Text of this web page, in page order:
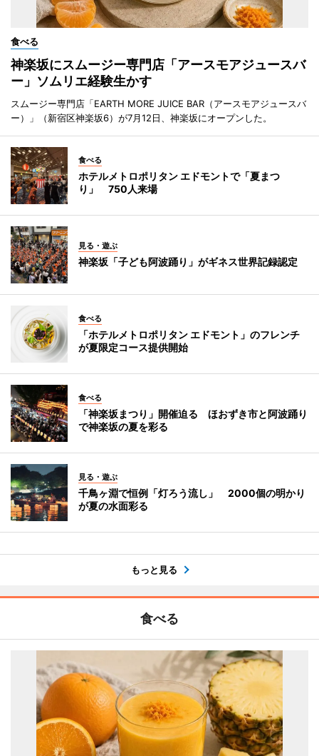
食べる
神楽坂にスムージー専門店「アースモアジュースバ
ー」ソムリエ経験生かす
スムージー専門店「EARTH MORE JUICE BAR（アースモアジュースバ
ー）」（新宿区神楽坂6）が7月12日、神楽坂にオープンした。
食べる
ホテルメトロポリタン エドモントで「夏まつ
り」 750人来場
見る・遊ぶ
神楽坂「子ども阿波踊り」がギネス世界記録認定
食べる
「ホテルメトロポリタン エドモント」のフレンチ
が夏限定コース提供開始
食べる
「神楽坂まつり」開催迫る ほおずき市と阿波踊り
で神楽坂の夏を彩る
見る・遊ぶ
千鳥ヶ淵で恒例「灯ろう流し」 2000個の明かり
が夏の水面彩る
もっと見る
食べる